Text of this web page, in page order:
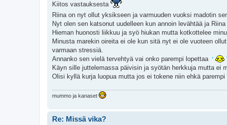
s
t
i
Kiitos vastauksesta
Riina on nyt ollut yksikseen ja varmuuden vuoksi madotin
Nyt olen sen katsonut uudelleen kun annoin levähtää ja
Hieman huonosti liikkuu ja syö hiukan mutta kotkottelee
Minusta marekin oireita ei ole kun sitä nyt ei ole vuoteen
varmaan stressiä.
Annanko sen vielä tervehtyä vai onko parempi lopettaa
Käyn sille juttelemassa päivisin ja syötän herkkuja mutta ei
Olisi kyllä kurja luopua mutta jos ei tokene niin ehkä parempi
mummo ja kanaset
Re: Missä vika?